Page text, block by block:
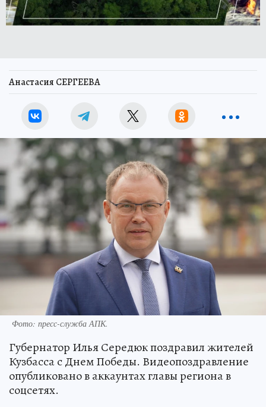
Анастасия СЕРГЕЕВА
Фото: пресс-служба АПК.
Губернатор Илья Середюк поздравил жителей
Кузбасса с Днем Победы. Видеопоздравление
опубликовано в аккаунтах главы региона в
соцсетях.